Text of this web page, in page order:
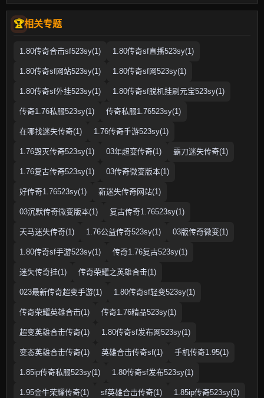
相关专题
1.80传奇合击sf523sy(1) 1.80传奇sf直播523sy(1)
1.80传奇sf网站523sy(1) 1.80传奇sf网523sy(1)
1.80传奇sf外挂523sy(1) 1.80传奇sf脱机挂刷元宝523sy(1)
传奇1.76私服523sy(1) 传奇私服1.76523sy(1)
在哪找迷失传奇(1) 1.76传奇手游523sy(1)
1.76毁灭传奇523sy(1) 03年超变传奇(1) 霸刀迷失传奇(1)
1.76复古传奇523sy(1) 03传奇微变版本(1)
好传奇1.76523sy(1) 新迷失传奇网站(1)
03沉默传奇微变版本(1) 复古传奇1.76523sy(1)
天马迷失传奇(1) 1.76公益传奇523sy(1) 03版传奇微变(1)
1.80传奇sf手游523sy(1) 传奇1.76复古523sy(1)
迷失传奇挂(1) 传奇荣耀之英雄合击(1)
023最新传奇超变手游(1) 1.80传奇sf轻变523sy(1)
传奇荣耀英雄合击(1) 传奇1.76精品523sy(1)
超变英雄合击传奇(1) 1.80传奇sf发布网523sy(1)
变态英雄合击传奇(1) 英雄合击传奇sf(1) 手机传奇1.95(1)
1.85ip传奇私服523sy(1) 1.80传奇sf发布523sy(1)
1.95金牛荣耀传奇(1) sf英雄合击传奇(1) 1.85ip传奇523sy(1)